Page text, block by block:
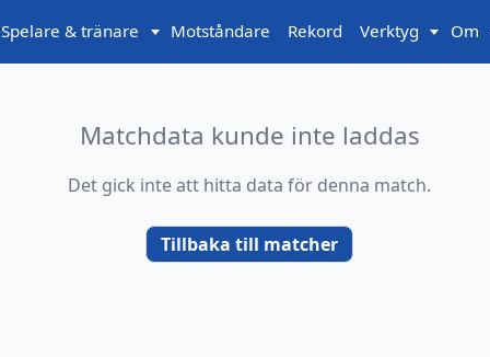
Spelare & tränare Motståndare Rekord Verktyg Om
Matchdata kunde inte laddas
Det gick inte att hitta data för denna match.
Tillbaka till matcher